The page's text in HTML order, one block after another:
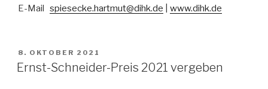
E-Mail spiesecke.hartmut@dihk.de www.dihk.de
VERÖFFENTLICHT
AM
8. OKTOBER 2021
Ernst-Schneider-Preis 2021 vergeben